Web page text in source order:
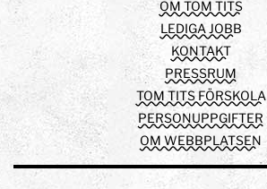
OM TOM TITS
LEDIGA JOBB
KONTAKT
PRESSRUM
TOM TITS FÖRSKOLA
PERSONUPPGIFTER
OM WEBBPLATSEN